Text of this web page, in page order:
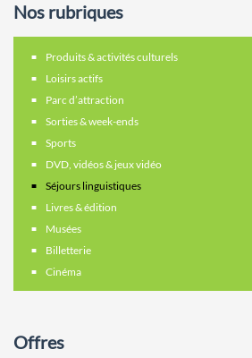
Nos rubriques
Produits & activités culturels
Loisirs actifs
Parc d’attraction
Sorties & week-ends
Sports
DVD, vidéos & jeux vidéo
Séjours linguistiques
Livres & édition
Musées
Billetterie
Cinéma
Offres